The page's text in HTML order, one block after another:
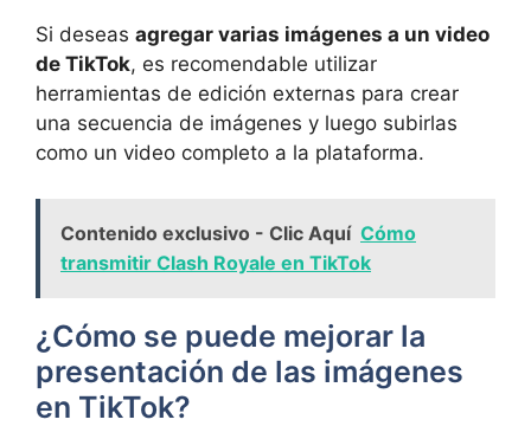
Si deseas agregar varias imágenes a‌ un⁢ video
de ​TikTok, es recomendable utilizar
herramientas de edición externas para crear
una secuencia de imágenes ⁣y luego subirlas
como un⁢ video completo a la plataforma.
Contenido exclusivo - Clic Aquí Cómo
transmitir Clash Royale en TikTok
¿Cómo⁣ se puede‌ mejorar​ la
presentación de las imágenes
en TikTok?